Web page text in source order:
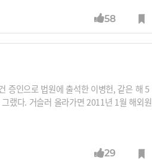
58
증인으로 법원에 출석한 이병헌, 같은 해 5
랬다. 거슬러 올라가면 2011년 1월 해외원
경이었다. 심리학자들에 따르면 검정뿔테
29